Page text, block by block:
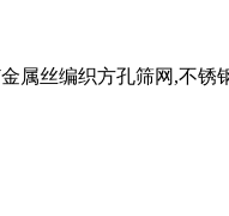
属丝编织方孔筛网,不